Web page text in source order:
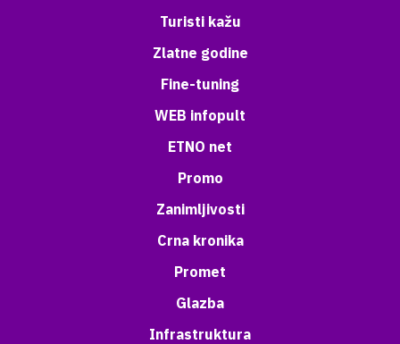
Turisti kažu
Zlatne godine
Fine-tuning
WEB infopult
ETNO net
Promo
Zanimljivosti
Crna kronika
Promet
Glazba
Infrastruktura